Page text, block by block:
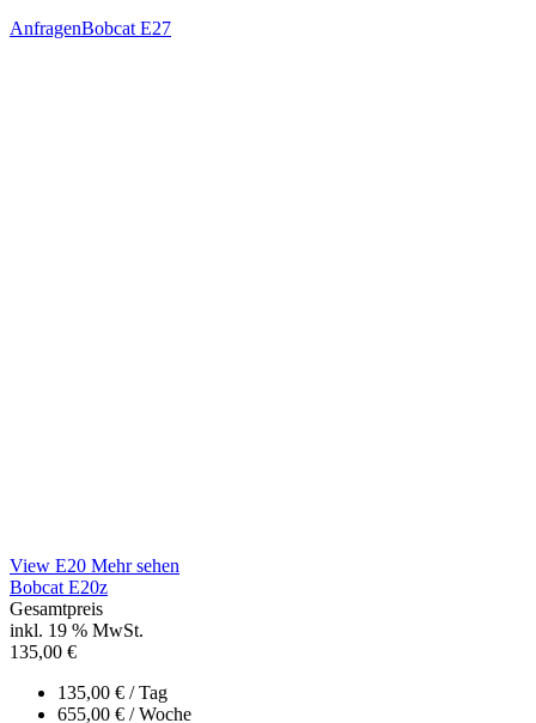
AnfragenBobcat E27
View E20 Mehr sehen
Bobcat E20z
Gesamtpreis
inkl. 19 % MwSt.
135,00 €
135,00 € / Tag
655,00 € / Woche